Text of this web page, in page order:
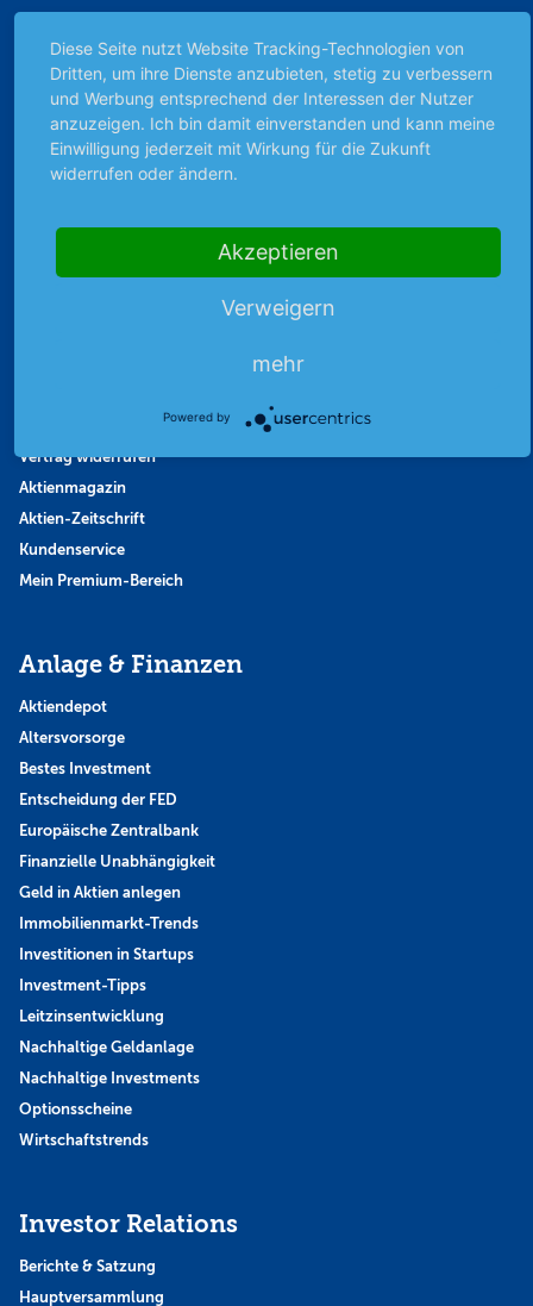
Börsengerüchte
Börsengespräche
Favoriten
Finanzpodcast
Thema der Woche
Themen & Börse
Abonnement kündigen
Vertrag widerrufen
Aktienmagazin
Aktien-Zeitschrift
Kundenservice
Mein Premium-Bereich
Anlage & Finanzen
Aktiendepot
Altersvorsorge
Bestes Investment
Entscheidung der FED
Europäische Zentralbank
Finanzielle Unabhängigkeit
Geld in Aktien anlegen
Immobilienmarkt-Trends
Investitionen in Startups
Investment-Tipps
Leitzinsentwicklung
Nachhaltige Geldanlage
Nachhaltige Investments
Optionsscheine
Wirtschaftstrends
Investor Relations
Berichte & Satzung
Hauptversammlung
Diese Seite nutzt Website Tracking-Technologien von
Dritten, um ihre Dienste anzubieten, stetig zu verbessern
und Werbung entsprechend der Interessen der Nutzer
anzuzeigen. Ich bin damit einverstanden und kann meine
Einwilligung jederzeit mit Wirkung für die Zukunft
widerrufen oder ändern.
Akzeptieren
Verweigern
mehr
Powered by